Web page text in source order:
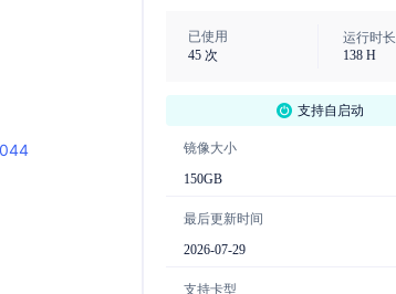
已使用
45 次
运行时长
138H
支持自启动
镜像大小
150GB
最后更新时间
2026-07-29
支持卡型